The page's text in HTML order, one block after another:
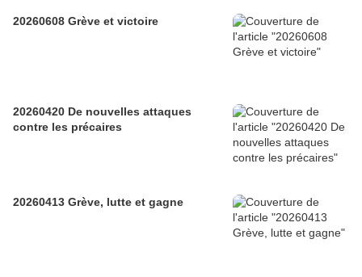
20260608 Grève et victoire
20260420 De nouvelles attaques
contre les précaires
20260413 Grève, lutte et gagne